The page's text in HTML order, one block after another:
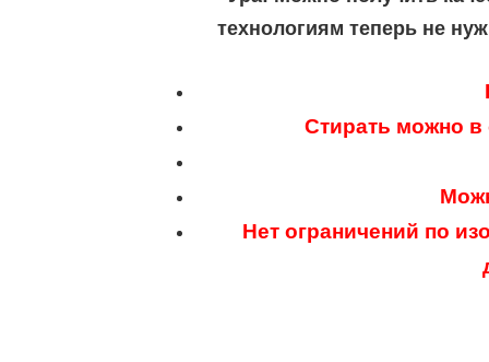
технологиям теперь не
Стирать можно в
Нет ограничений по